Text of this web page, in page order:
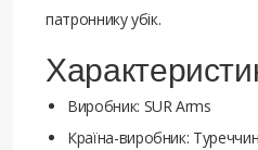
патроннику убік.
Виробник: SUR Arms
Країна-виробник: